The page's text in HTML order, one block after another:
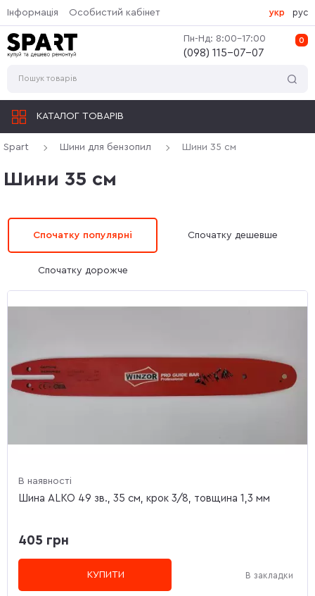
Інформація Особистий кабінет
0
Пн-Нд: 8:00-17:00
(‎098) 115-07-07
укр рус
КАТАЛОГ ТОВАРІВ
Spart Шини для бензопил Шини 35 см
Шини 35 см
Спочатку популярні Спочатку дешевше
Спочатку дорожче
В наявності
Шина ALKO 49 зв., 35 см, крок 3/8, товщина 1,3 мм
405 грн
КУПИТИ В закладки